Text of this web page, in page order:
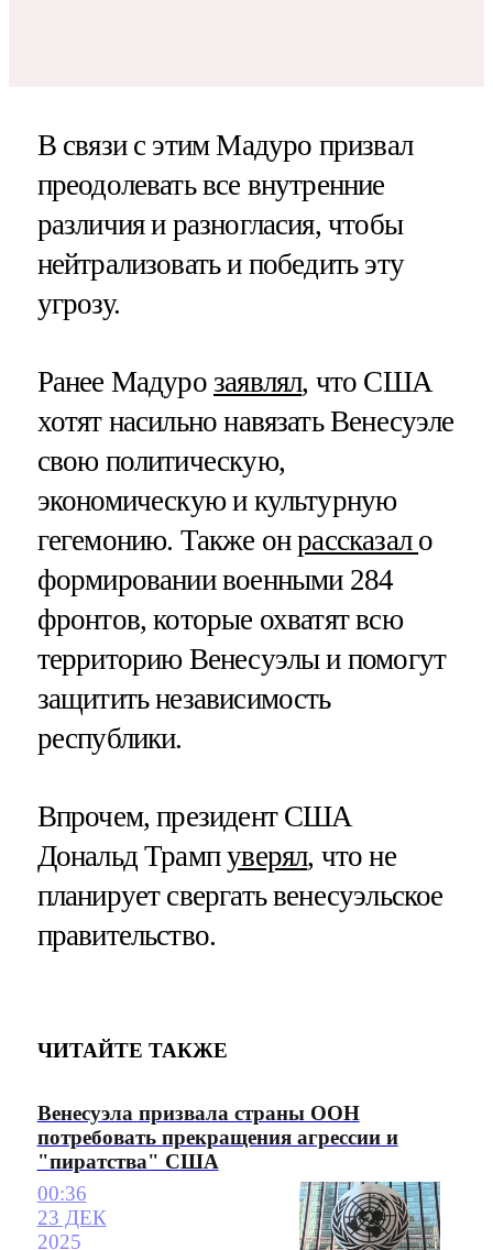
В связи с этим Мадуро призвал
преодолевать все внутренние
различия и разногласия, чтобы
нейтрализовать и победить эту
угрозу.
Ранее Мадуро заявлял, что США
хотят насильно навязать Венесуэле
свою политическую,
экономическую и культурную
гегемонию. Также онрассказал о
формировании военными 284
фронтов, которые охватят всю
территорию Венесуэлы и помогут
защитить независимость
республики.
Впрочем, президент США
Дональд Трампуверял, что не
планирует свергать венесуэльское
правительство.
ЧИТАЙТЕ ТАКЖЕ
Венесуэла призвала страны ООН
потребовать прекращения агрессии и
"пиратства" США
00:36
23 ДЕК
2025